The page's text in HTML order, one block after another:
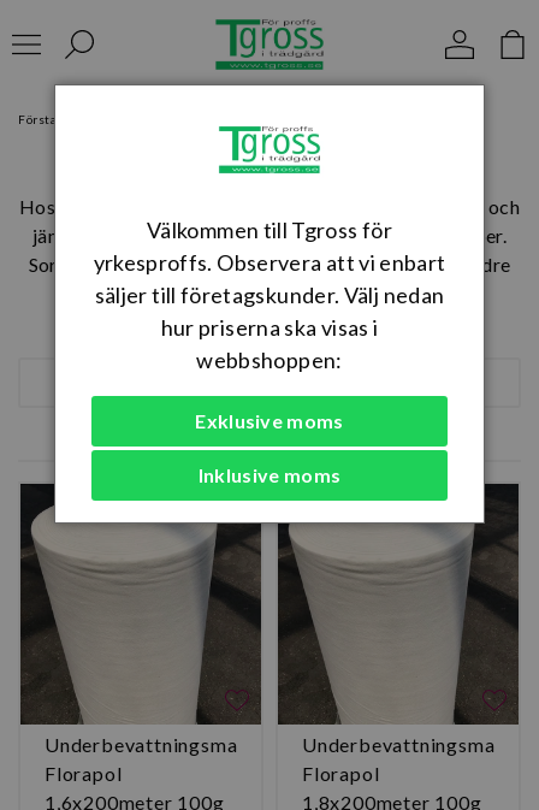
Förstasidan
Underbevattningsmattor
Hos oss hittar du underbevattningsmattor för effektiv och
jämn bevattning i växthus, odling och plantskolemiljöer.
Sortimentet innehåller slitstarka mattor för både mindre
odlingar och professionell användning.
Läs mer
Underbevattningsmatta
Florapol
1,6x200meter 100g
Underbevattningsmatta
Florapol
1,8x200meter 100g
Välkommen till Tgross för
yrkesproffs. Observera att vi enbart
säljer till företagskunder. Välj nedan
hur priserna ska visas i
webbshoppen:
Exklusive moms
Inklusive moms